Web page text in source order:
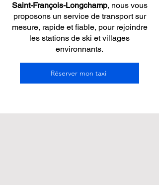
Saint-François-Longchamp, nous vous
proposons un service de transport sur
mesure, rapide et fiable, pour rejoindre
les stations de ski et villages
environnants.
Réserver mon taxi